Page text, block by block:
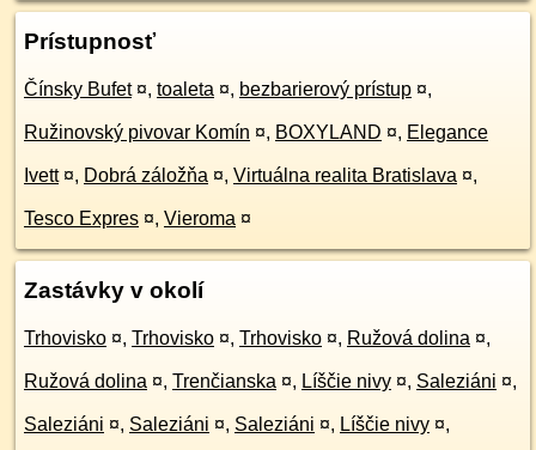
Prístupnosť
Čínsky Bufet ¤, toaleta ¤, bezbarierový prístup ¤,
Ružinovský pivovar Komín ¤, BOXYLAND ¤, Elegance
Ivett ¤, Dobrá záložňa ¤, Virtuálna realita Bratislava ¤,
Tesco Expres ¤, Vieroma ¤
Zastávky v okolí
Trhovisko ¤, Trhovisko ¤, Trhovisko ¤, Ružová dolina ¤,
Ružová dolina ¤, Trenčianska ¤, Líščie nivy ¤, Saleziáni ¤,
Saleziáni ¤, Saleziáni ¤, Saleziáni ¤, Líščie nivy ¤,